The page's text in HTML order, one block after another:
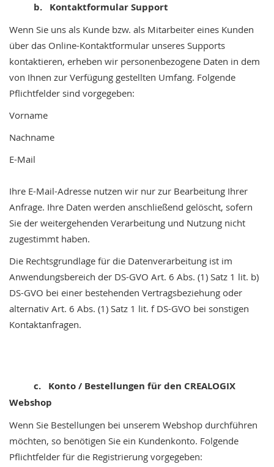
b. Kontaktformular Support
Wenn Sie uns als Kunde bzw. als Mitarbeiter eines Kunden
über das Online-Kontaktformular unseres Supports
kontaktieren, erheben wir personenbezogene Daten in dem
von Ihnen zur Verfügung gestellten Umfang. Folgende
Pflichtfelder sind vorgegeben:
Vorname
Nachname
E-Mail
Ihre E-Mail-Adresse nutzen wir nur zur Bearbeitung Ihrer
Anfrage. Ihre Daten werden anschließend gelöscht, sofern
Sie der weitergehenden Verarbeitung und Nutzung nicht
zugestimmt haben.
Die Rechtsgrundlage für die Datenverarbeitung ist im
Anwendungsbereich der DS-GVO Art. 6 Abs. (1) Satz 1 lit. b)
DS-GVO bei einer bestehenden Vertragsbeziehung oder
alternativ Art. 6 Abs. (1) Satz 1 lit. f DS-GVO bei sonstigen
Kontaktanfragen.
c. Konto / Bestellungen für den CREALOGIX
Webshop
Wenn Sie Bestellungen bei unserem Webshop durchführen
möchten, so benötigen Sie ein Kundenkonto. Folgende
Pflichtfelder für die Registrierung vorgegeben: